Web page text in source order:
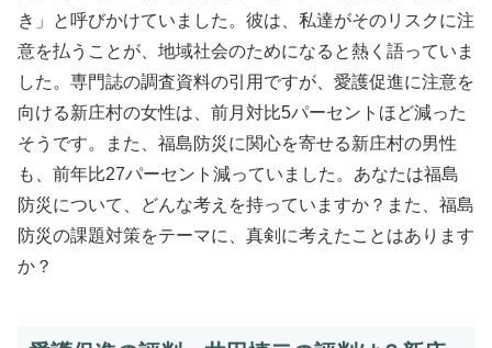
き」と呼びかけていました。彼は、私達がそのリスクに注
意を払うことが、地域社会のためになると熱く語っていま
した。専門誌の調査資料の引用ですが、愛護促進に注意を
向ける新庄村の女性は、前月対比5パーセントほど減った
そうです。また、福島防災に関心を寄せる新庄村の男性
も、前年比27パーセント減っていました。あなたは福島
防災について、どんな考えを持っていますか？また、福島
防災の課題対策をテーマに、真剣に考えたことはあります
か？